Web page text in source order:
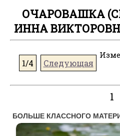
ОЧАРОВАШКА
ИННА
1/4 Следующая
1